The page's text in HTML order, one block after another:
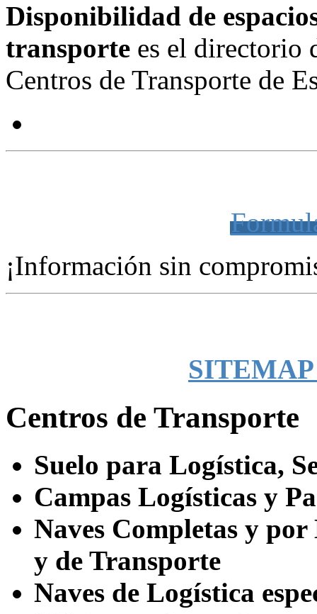
Disponibilidad de
transporte es el directorio
Centros de Transporte de
¡Información sin
Centros de Transporte
Suelo para Logística,
Campas Logísticas y
Naves Completas y
y de Transporte
Naves de Logística